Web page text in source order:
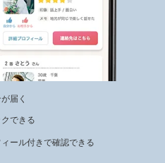
届く
できる
ール付きで確認できる